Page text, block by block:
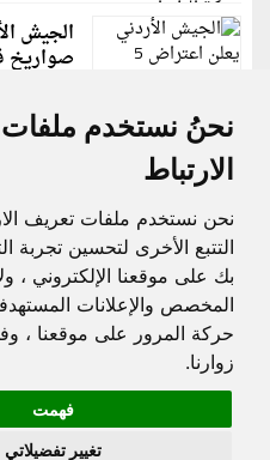
نحنُ نستخدم
الارتباط
نحن نستخدم ملفات تعريف
التتبع الأخرى لتحسين تجربة
بك على موقعنا الإلكتروني ،
المخصص والإعلانات
حركة المرور على موقعنا ،
زوارنا.
فهمت
تغيير تفضيلاتي
صواريخ
جميع الحقوق محفوظة لدنيا
Policy